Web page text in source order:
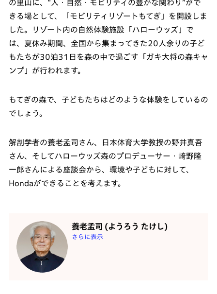
の里山に、“人・自然・モビリティの豊かな関わり”がで
きる場として、「モビリティリゾートもてぎ」を開設しま
した。リゾート内の自然体験施設「ハローウッズ」で
は、夏休み期間、全国から集まってきた20人余りの子ど
もたちが30泊31日を森の中で過ごす「ガキ大将の森キャ
ンプ」が行われます。
もてぎの森で、子どもたちはどのような体験をしているの
でしょう。
解剖学者の養老孟司さん、日本体育大学教授の野井真吾
さん、そしてハローウッズ森のプロデューサー・﨑野隆
一郎さんによる座談会から、環境や子どもに対して、
Hondaができることを考えます。
養老孟司 (ようろう たけし)
さらに表示